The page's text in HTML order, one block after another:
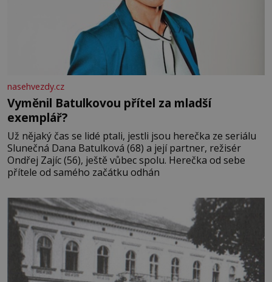
nasehvezdy.cz
Vyměnil Batulkovou přítel za mladší
exemplář?
Už nějaký čas se lidé ptali, jestli jsou herečka ze seriálu
Slunečná Dana Batulková (68) a její partner, režisér
Ondřej Zajíc (56), ještě vůbec spolu. Herečka od sebe
přítele od samého začátku odhán